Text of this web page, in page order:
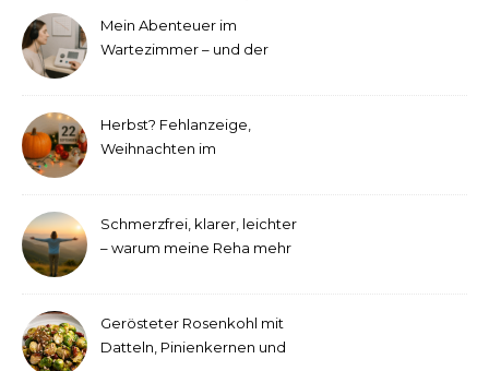
Mein Abenteuer im
Wartezimmer – und der
Herbst? Fehlanzeige,
Weihnachten im
Schmerzfrei, klarer, leichter
– warum meine Reha mehr
Gerösteter Rosenkohl mit
Datteln, Pinienkernen und